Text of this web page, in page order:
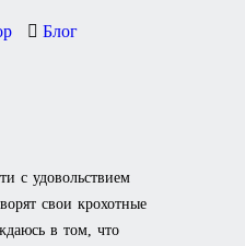
Блог
с удовольствием
свои крохотные
в том, что